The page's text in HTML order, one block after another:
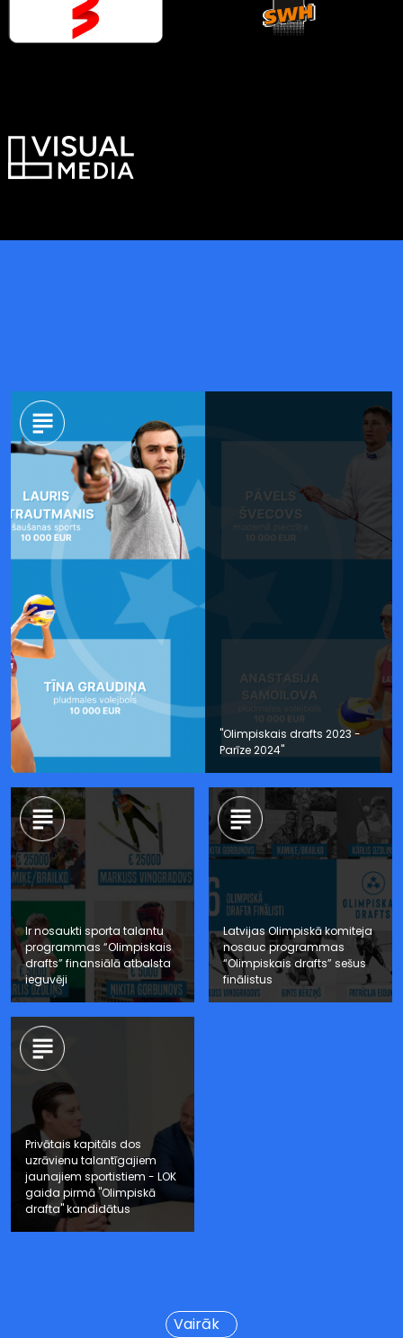
"Olimpiskais drafts 2023 -
Parīze 2024"
Ir nosaukti sporta talantu
programmas “Olimpiskais
drafts” finansiālā atbalsta
ieguvēji
Latvijas Olimpiskā komiteja
nosauc programmas
“Olimpiskais drafts” sešus
finālistus
Privātais kapitāls dos
uzrāvienu talantīgajiem
jaunajiem sportistiem - LOK
gaida pirmā "Olimpiskā
drafta" kandidātus
Vairāk